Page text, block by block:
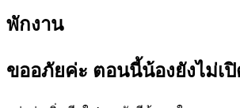
พักงาน
ขออภัยค่ะ ตอนนี้น้องยังไม่เ